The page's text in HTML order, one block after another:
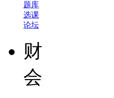
题库
选课
论坛
财
会